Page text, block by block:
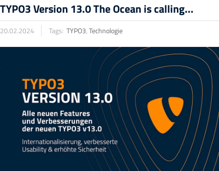
TYPO3 Version 13.0 The Ocean is calling...
20.02.2024 Tags: TYPO3,Technologie